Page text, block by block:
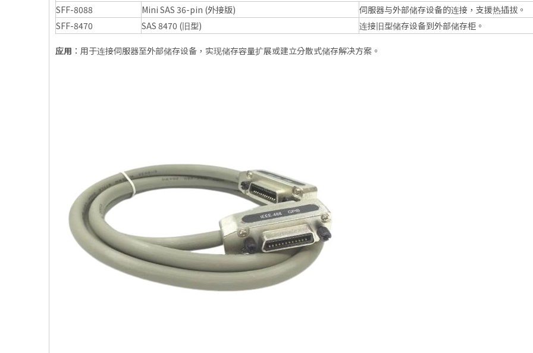
SFF-8088
Mini SAS 36-pin (外接版)
伺服器与外部储存设备的连接，支援热插拔。
SFF-8470
SAS 8470 (旧型) 连接旧型储存设备到外部储存柜。
应用 ：用于连接伺服器至外部储存设备，实现储存容量扩展或建立分散式储存解决方案。